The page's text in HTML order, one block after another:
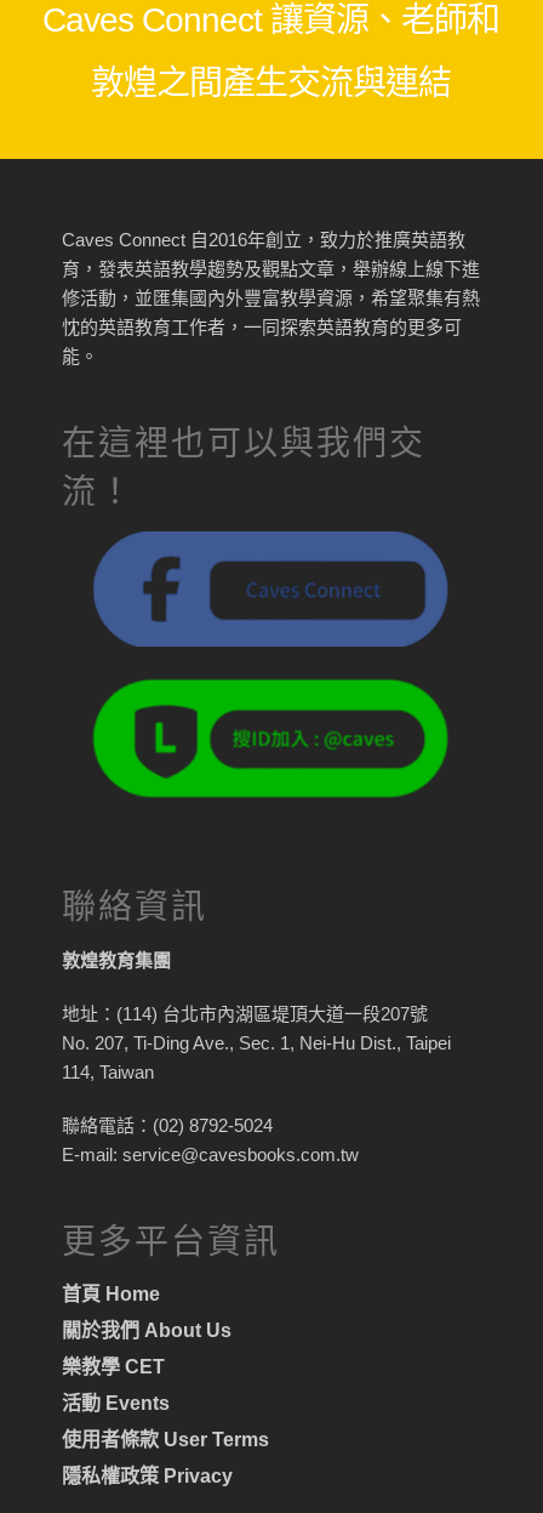
Caves Connect 讓資源、老師和
敦煌之間產生交流與連結
Caves Connect 自2016年創立，致力於推廣英語教
育，發表英語教學趨勢及觀點文章，舉辦線上線下進
修活動，並匯集國內外豐富教學資源，希望聚集有熱
忱的英語教育工作者，一同探索英語教育的更多可
能。
在這裡也可以與我們交
流！
聯絡資訊
敦煌教育集團
地址：(114) 台北市內湖區堤頂大道一段207號
No. 207, Ti-Ding Ave., Sec. 1, Nei-Hu Dist., Taipei
114, Taiwan
聯絡電話：(02) 8792-5024
E-mail: service@cavesbooks.com.tw
更多平台資訊
首頁 Home
關於我們 About Us
樂教學 CET
活動 Events
使用者條款 User Terms
隱私權政策 Privacy